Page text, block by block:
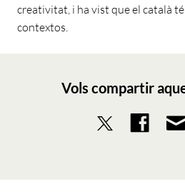
creativitat, i ha vist que el català
contextos.
Vols compartir